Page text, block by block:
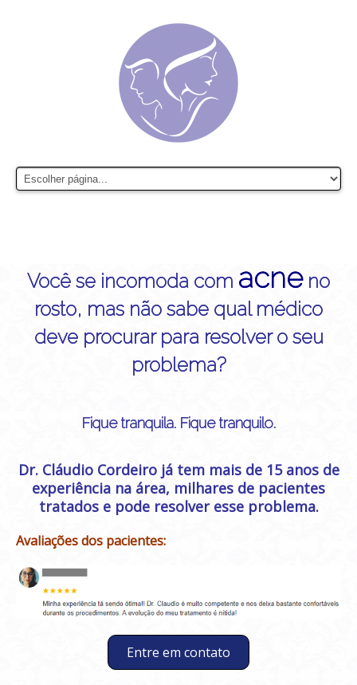
Você se incomoda com acneno
rosto, mas não sabe qual médico
deve procurar para resolver o seu
problema?
Fique tranquila. Fique tranquilo.
Dr. Cláudio Cordeiro já tem mais de 15 anos de
experiência na área, milhares de pacientes
tratados e pode resolver esse problema.
Avaliações dos pacientes:
Entre em contato